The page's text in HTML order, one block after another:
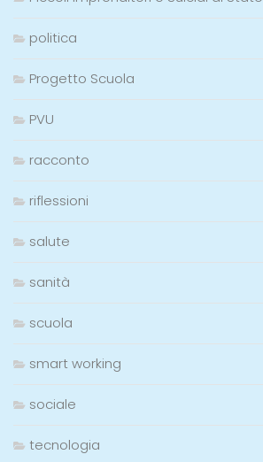
politica
Progetto Scuola
PVU
racconto
riflessioni
salute
sanità
scuola
smart working
sociale
tecnologia